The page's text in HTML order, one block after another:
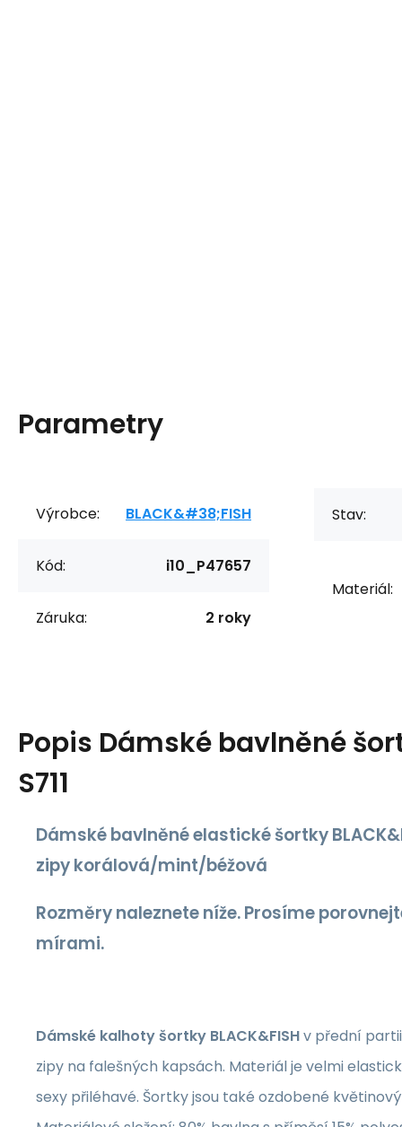
Parametry
Výrobce: BLACK&#38;FISH
Kód: i10_P47657
Záruka: 2 roky
Stav:
Materiál:
Popis Dámské bavlněné
S711
Dámské bavlněné elastické šortky
zipy korálová/mint/béžová
Rozměry naleznete níže. Prosíme
mírami.
Dámské kalhoty šortky BLACK&FISHv přední
zipy na falešných kapsách. Materiál je velmi
sexy přiléhavé. Šortky jsou také ozdobené